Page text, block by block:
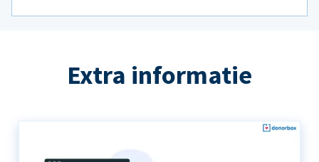
Extra informatie